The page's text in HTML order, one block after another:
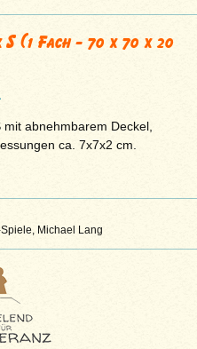
Michael Lang
(1 Fach - 70 x 70 x 20
abnehmbarem Deckel,
ca. 7x7x2 cm.